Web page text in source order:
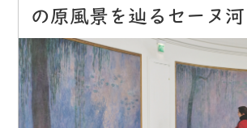
の原風景を辿るセーヌ